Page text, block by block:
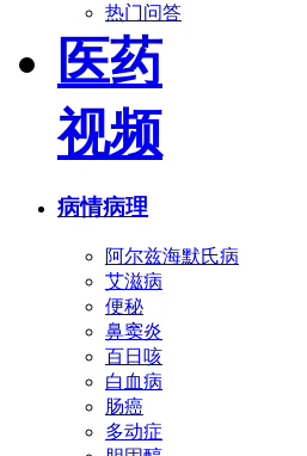
热门问答
医药
视频
病情病理
阿尔兹海默氏病
艾滋病
便秘
鼻窦炎
百日咳
白血病
肠癌
多动症